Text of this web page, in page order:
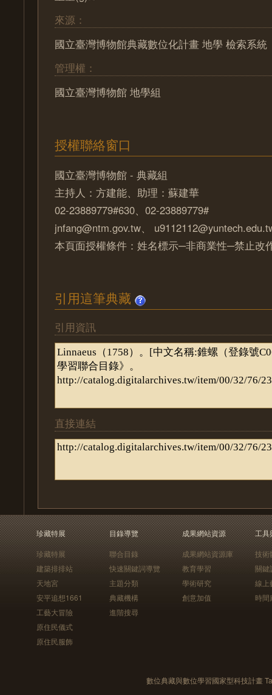
來源：
國立臺灣博物館典藏數位化計畫 地學 檢索系統
管理權：
國立臺灣博物館 地學組
授權聯絡窗口
國立臺灣博物館 - 典藏組
主持人：方建能、助理：蘇建華
02-23889779#630、02-23889779#
jnfang@ntm.gov.tw、
本頁面授權條件：姓名標示─非商業性─禁止改
引用這筆典藏
引用資訊
直接連結
珍藏特展
珍藏特展
建築排排站
天地宮
安平追想1661
工藝大冒險
原住民儀式
原住民服飾
目錄導覽
聯合目錄
快速關鍵詞導覽
主題分類
典藏機構
進階搜尋
成果網站資源
成果網站資源庫
教育學習
學術研究
創意加值
工具
技術
關鍵
線上
時間
數位典藏與數位學習國家型科技計畫